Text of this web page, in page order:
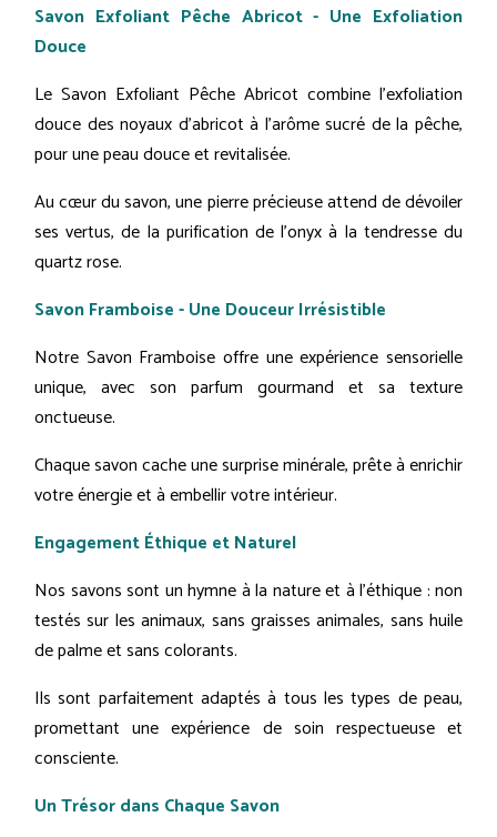
Savon Exfoliant Pêche Abricot - Une Exfoliation
Douce
Le Savon Exfoliant Pêche Abricot combine l'exfoliation
douce des noyaux d'abricot à l'arôme sucré de la pêche,
pour une peau douce et revitalisée.
Au cœur du savon, une pierre précieuse attend de dévoiler
ses vertus, de la purification de l'onyx à la tendresse du
quartz rose.
Savon Framboise - Une Douceur Irrésistible
Notre Savon Framboise offre une expérience sensorielle
unique, avec son parfum gourmand et sa texture
onctueuse.
Chaque savon cache une surprise minérale, prête à enrichir
votre énergie et à embellir votre intérieur.
Engagement Éthique et Naturel
Nos savons sont un hymne à la nature et à l'éthique : non
testés sur les animaux, sans graisses animales, sans huile
de palme et sans colorants.
Ils sont parfaitement adaptés à tous les types de peau,
promettant une expérience de soin respectueuse et
consciente.
Un Trésor dans Chaque Savon